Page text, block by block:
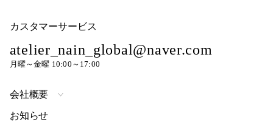
カスタマーサービス
atelier_nain_global@naver.com
月曜～金曜 10:00～17:00
会社概要
お知らせ